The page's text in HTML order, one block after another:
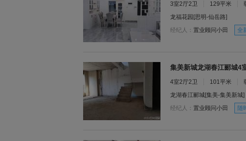
3室2厅2卫 129平米
龙福花园 [思明-仙岳路]
经纪人： 置业顾问小田 全
集美新城龙湖春江郦城4
4室2厅2卫 101平米
龙湖春江郦城[集美-集美新城]
经纪人： 置业顾问小田 随